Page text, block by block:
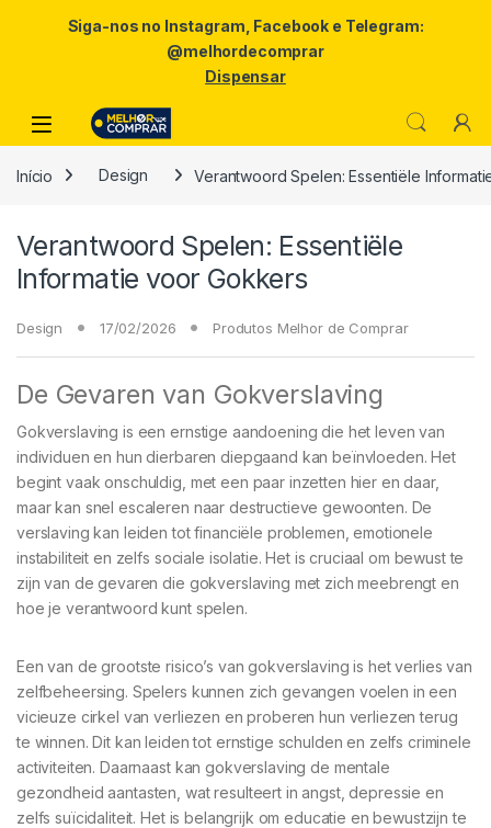
Siga-nos no Instagram, Facebook e Telegram:
@melhordecomprar
Dispensar
Skip to navigation
Skip to content
Início Design Verantwoord Spelen: Essentiële
Verantwoord Spelen: Essentiële
Informatie voor Gokkers
Design 17/02/2026 Produtos Melhor de Comprar
De Gevaren van Gokverslaving
Gokverslaving is een ernstige aandoening die het leven van
individuen en hun dierbaren diepgaand kan beïnvloeden. Het
begint vaak onschuldig, met een paar inzetten hier en daar,
maar kan snel escaleren naar destructieve gewoonten. De
verslaving kan leiden tot financiële problemen, emotionele
instabiliteit en zelfs sociale isolatie. Het is cruciaal om bewust te
zijn van de gevaren die gokverslaving met zich meebrengt en
hoe je verantwoord kunt spelen.
Een van de grootste risico’s van gokverslaving is het verlies van
zelfbeheersing. Spelers kunnen zich gevangen voelen in een
vicieuze cirkel van verliezen en proberen hun verliezen terug
te winnen. Dit kan leiden tot ernstige schulden en zelfs criminele
activiteiten. Daarnaast kan gokverslaving de mentale
gezondheid aantasten, wat resulteert in angst, depressie en
zelfs suïcidaliteit. Het is belangrijk om educatie en bewustzijn te